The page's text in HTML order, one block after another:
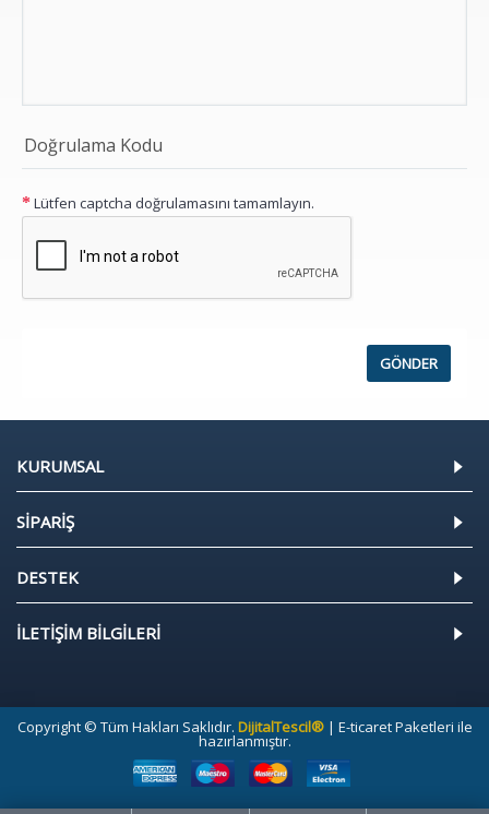
Doğrulama Kodu
Lütfen captcha doğrulamasını tamamlayın.
KURUMSAL
SİPARİŞ
DESTEK
İLETİŞİM BİLGİLERİ
Copyright © Tüm Hakları Saklıdır. DijitalTescil®| E-ticaret Paketleri ile
hazırlanmıştır.